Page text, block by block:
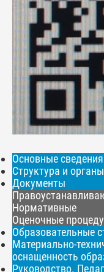
Основные сведения
Структура и
Документы
Нормативные
Оценочные
Образовательные
Материально-
оснащенность
Руководство.